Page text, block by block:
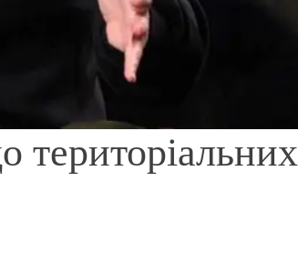
територіальних